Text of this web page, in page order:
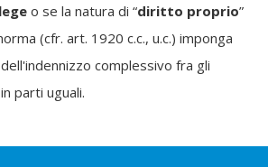
o se la natura di “diritto proprio”
(cfr. art. 1920 c.c., u.c.) imponga
complessivo fra gli
parti uguali.